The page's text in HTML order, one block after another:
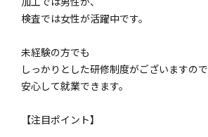
検査では女性が活躍中です。
未経験の方でも
しっかりとした研修制度がございますので
安心して就業できます。
【注目ポイント】